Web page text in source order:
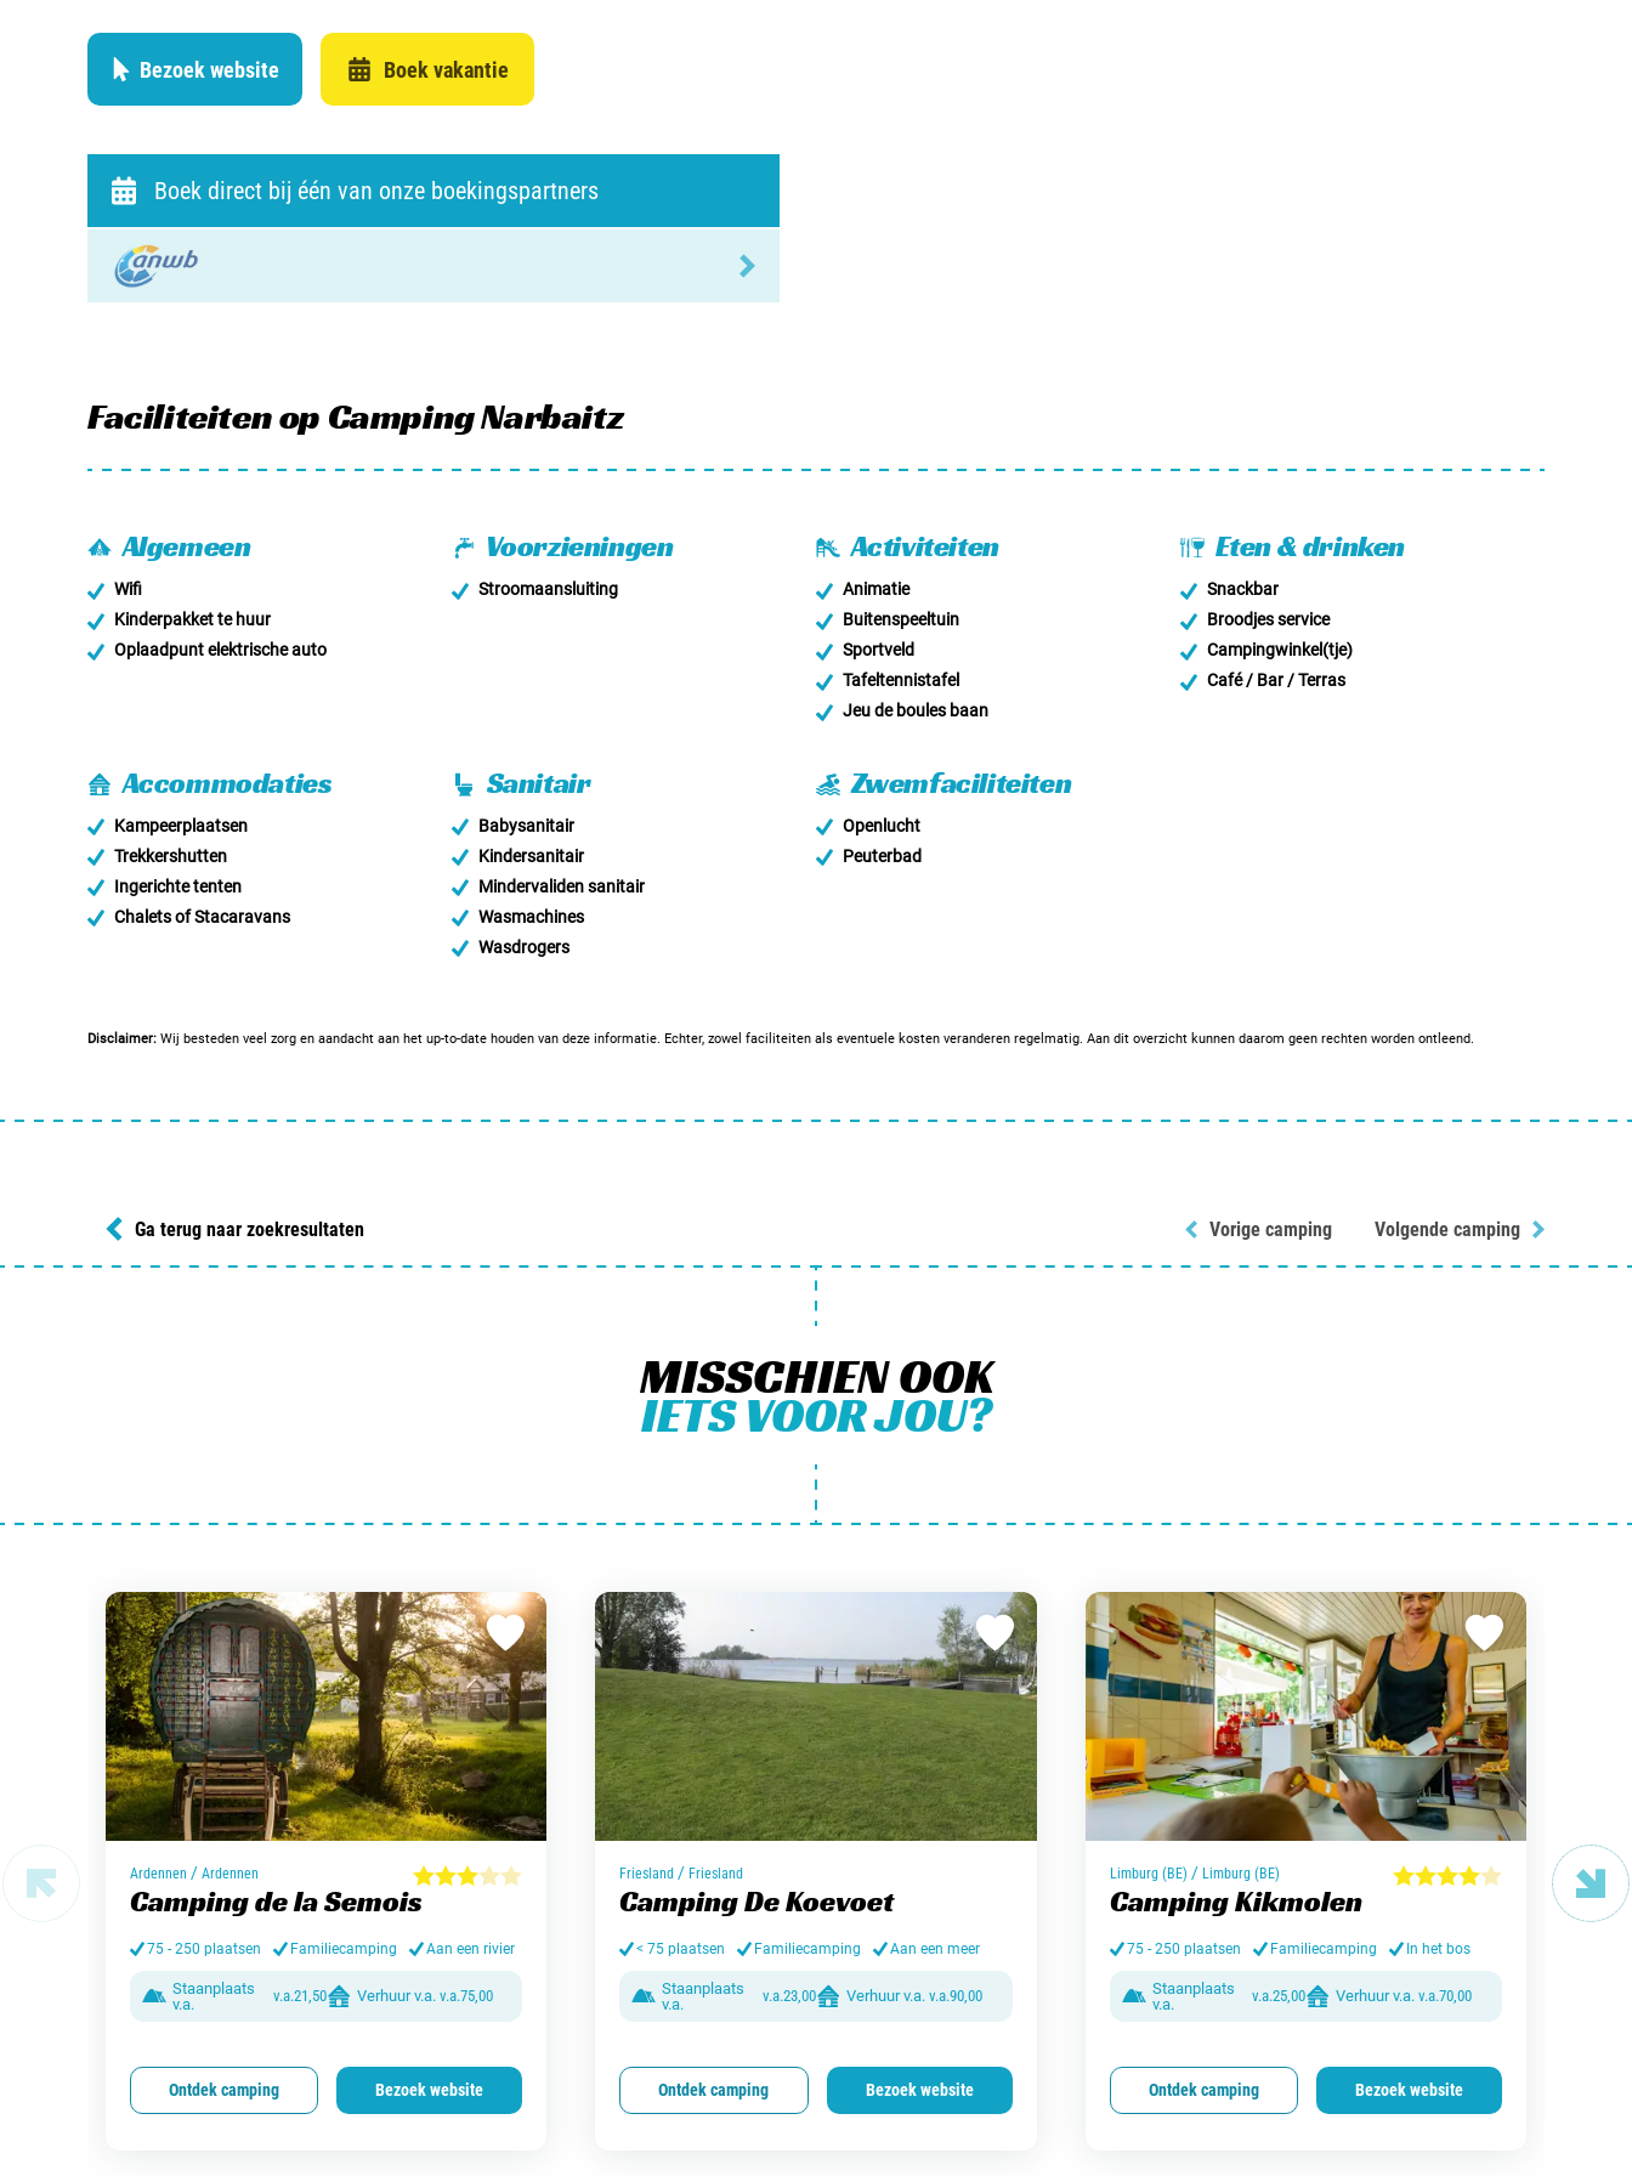
Bezoek website Boek vakantie
Boek direct bij één van onze boekingspartners
Faciliteitenop Camping Narbaitz
Algemeen
Wifi
Kinderpakket te huur
Oplaadpunt elektrische auto
Voorzieningen
Stroomaansluiting
Activiteiten
Animatie
Buitenspeeltuin
Sportveld
Tafeltennistafel
Jeu de boules baan
Eten & drinken
Snackbar
Broodjes service
Campingwinkel(tje)
Café / Bar / Terras
Accommodaties
Kampeerplaatsen
Trekkershutten
Ingerichte tenten
Chalets of Stacaravans
Sanitair
Babysanitair
Kindersanitair
Mindervaliden sanitair
Wasmachines
Wasdrogers
Zwemfaciliteiten
Openlucht
Peuterbad
Disclaimer: Wij besteden veel zorg en aandacht aan het up-to-date houden van deze informatie. Echter, zowel faciliteiten als eventuele kosten veranderen regelmatig. Aan dit overzicht kunnen daarom geen rechten worden ontleend.
Ga terug naar zoekresultaten Vorige camping Volgende camping
MISSCHIEN OOK
IETS VOOR JOU?
Ardennen / Ardennen
Camping de la Semois
75 - 250 plaatsen Familiecamping Aan een rivier
Staanplaats
v.a.
v.a.21,50 Verhuur v.a. v.a.75,00
Ontdek camping Bezoek website
Friesland / Friesland
Camping De Koevoet
< 75 plaatsen Familiecamping Aan een meer
Staanplaats
v.a.
v.a.23,00 Verhuur v.a. v.a.90,00
Ontdek camping Bezoek website
Limburg (BE) / Limburg (BE)
Camping Kikmolen
75 - 250 plaatsen Familiecamping In het bos
Staanplaats
v.a.
v.a.25,00 Verhuur v.a. v.a.70,00
Ontdek camping Bezoek website